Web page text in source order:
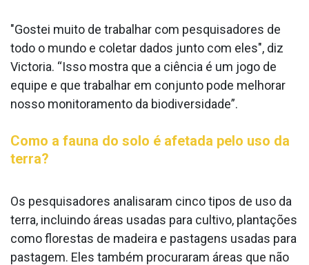
"Gostei muito de trabalhar com pesquisadores de
todo o mundo e coletar dados junto com eles", diz
Victoria. “Isso mostra que a ciência é um jogo de
equipe e que trabalhar em conjunto pode melhorar
nosso monitoramento da biodiversidade”.
Como a fauna do solo é afetada pelo uso da
terra?
Os pesquisadores analisaram cinco tipos de uso da
terra, incluindo áreas usadas para cultivo, plantações
como florestas de madeira e pastagens usadas para
pastagem. Eles também procuraram áreas que não